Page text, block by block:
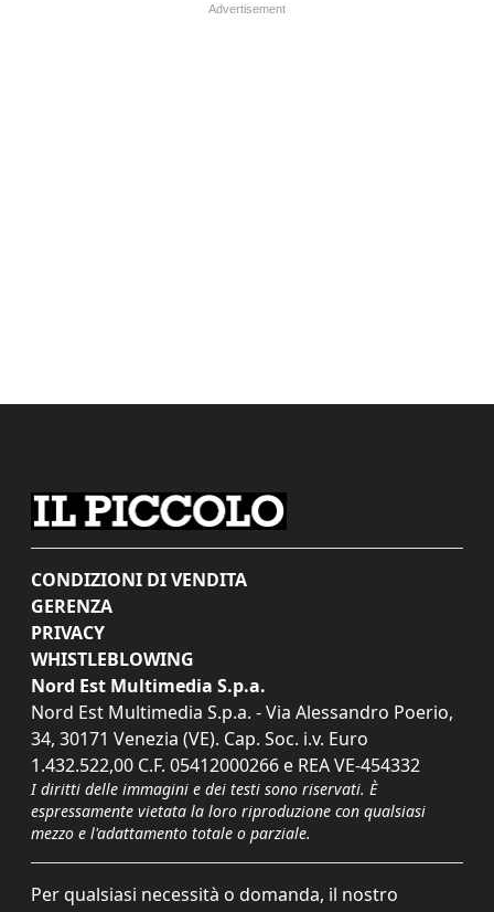
CONDIZIONI DI VENDITA
GERENZA
PRIVACY
WHISTLEBLOWING
Nord Est Multimedia S.p.a.
Nord Est Multimedia S.p.a. - Via Alessandro Poerio,
34, 30171 Venezia (VE). Cap. Soc. i.v. Euro
1.432.522,00 C.F. 05412000266 e REA VE-454332
I diritti delle immagini e dei testi sono riservati. È
espressamente vietata la loro riproduzione con qualsiasi
mezzo e l'adattamento totale o parziale.
Per qualsiasi necessità o domanda, il nostro